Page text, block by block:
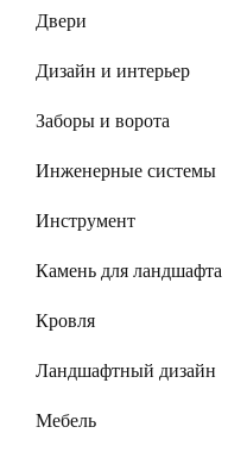
Двери
Дизайн и интерьер
Заборы и ворота
Инженерные системы
Инструмент
Камень для ландшафта
Кровля
Ландшафтный дизайн
Мебель